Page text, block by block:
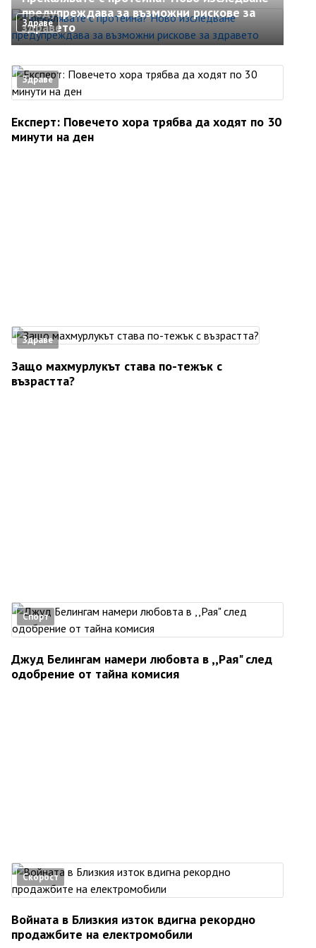
Здраве
предупреждава за възможни рискове за
здравето
Здраве
Експерт: Повечето хора трябва да ходят по 30
минути на ден
Здраве
Защо махмурлукът става по-тежък с
възрастта?
Спорт
Джуд Белингам намери любовта в ,,Рая" след
одобрение от тайна комисия
Скорост
Войната в Близкия изток вдигна рекордно
продажбите на електромобили